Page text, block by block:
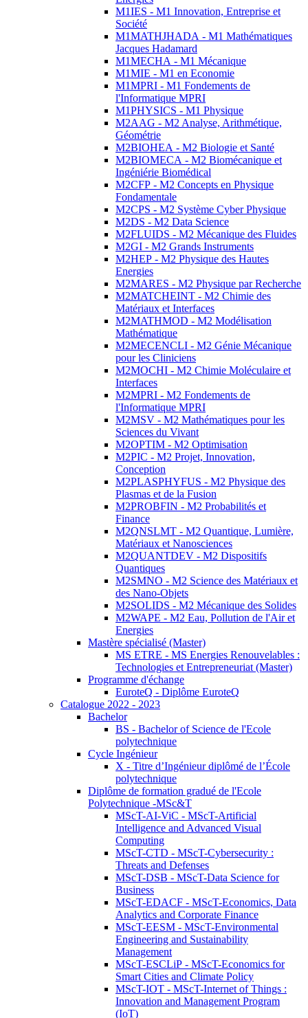
M1IES - M1 Innovation, Entreprise et
Société
M1MATHJHADA - M1 Mathématiques
Jacques Hadamard
M1MECHA - M1 Mécanique
M1MIE - M1 en Economie
M1MPRI - M1 Fondements de
l'Informatique MPRI
M1PHYSICS - M1 Physique
M2AAG - M2 Analyse, Arithmétique,
Géométrie
M2BIOHEA - M2 Biologie et Santé
M2BIOMECA - M2 Biomécanique et
Ingéniérie Biomédical
M2CFP - M2 Concepts en Physique
Fondamentale
M2CPS - M2 Système Cyber Physique
M2DS - M2 Data Science
M2FLUIDS - M2 Mécanique des Fluides
M2GI - M2 Grands Instruments
M2HEP - M2 Physique des Hautes
Energies
M2MARES - M2 Physique par Recherche
M2MATCHEINT - M2 Chimie des
Matériaux et Interfaces
M2MATHMOD - M2 Modélisation
Mathématique
M2MECENCLI - M2 Génie Mécanique
pour les Cliniciens
M2MOCHI - M2 Chimie Moléculaire et
Interfaces
M2MPRI - M2 Fondements de
l'Informatique MPRI
M2MSV - M2 Mathématiques pour les
Sciences du Vivant
M2OPTIM - M2 Optimisation
M2PIC - M2 Projet, Innovation,
Conception
M2PLASPHYFUS - M2 Physique des
Plasmas et de la Fusion
M2PROBFIN - M2 Probabilités et
Finance
M2QNSLMT - M2 Quantique, Lumière,
Matériaux et Nanosciences
M2QUANTDEV - M2 Dispositifs
Quantiques
M2SMNO - M2 Science des Matériaux et
des Nano-Objets
M2SOLIDS - M2 Mécanique des Solides
M2WAPE - M2 Eau, Pollution de l'Air et
Energies
Mastère spécialisé (Master)
MS ETRE - MS Energies Renouvelables :
Technologies et Entrepreneuriat (Master)
Programme d'échange
EuroteQ - Diplôme EuroteQ
Catalogue 2022 - 2023
Bachelor
BS - Bachelor of Science de l'Ecole
polytechnique
Cycle Ingénieur
X - Titre d’Ingénieur diplômé de l’École
polytechnique
Diplôme de formation gradué de l'Ecole
Polytechnique -MSc&T
MScT-AI-ViC - MScT-Artificial
Intelligence and Advanced Visual
Computing
MScT-CTD - MScT-Cybersecurity :
Threats and Defenses
MScT-DSB - MScT-Data Science for
Business
MScT-EDACF - MScT-Economics, Data
Analytics and Corporate Finance
MScT-EESM - MScT-Environmental
Engineering and Sustainability
Management
MScT-ESCLiP - MScT-Economics for
Smart Cities and Climate Policy
MScT-IOT - MScT-Internet of Things :
Innovation and Management Program
(IoT)